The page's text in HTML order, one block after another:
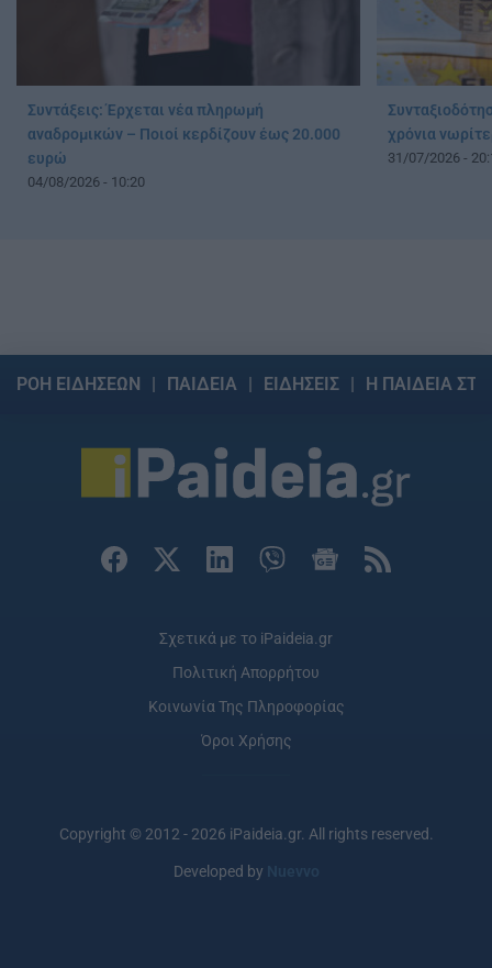
Συντάξεις: Έρχεται νέα πληρωμή
αναδρομικών – Ποιοί κερδίζουν έως 20.000
ευρώ
04/08/2026 - 10:20
χρόνια
31/07/2026 -
ΡΟΗ ΕΙΔΗΣΕΩΝ ΠΑΙΔΕΙΑ ΕΙΔΗΣΕΙΣ Η ΠΑΙΔΕΙΑ
Σχετικά με το iPaideia.gr
Πολιτική Απορρήτου
Κοινωνία Της Πληροφορίας
Όροι Χρήσης
Copyright © 2012 - 2026 iPaideia.gr. All rights reserved.
Developed by